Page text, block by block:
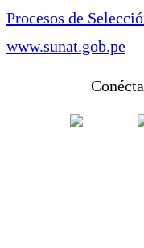
Procesos de
www.sunat.gob.pe